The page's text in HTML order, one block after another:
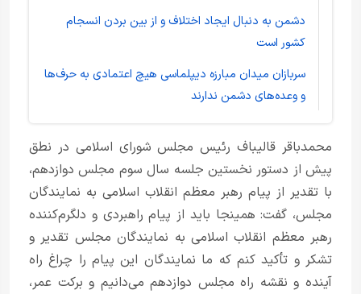
دشمن به دنبال ایجاد اختلاف و از بین بردن انسجام
کشور است
سربازان میدان مبارزه دیپلماسی هیچ اعتمادی به حرف‌ها
و وعده‌های دشمن ندارند
محمدباقر قالیباف رئیس مجلس شورای اسلامی در نطق
پیش از دستور نخستین جلسه سال سوم مجلس دوازدهم،
با تقدیر از پیام رهبر معظم انقلاب اسلامی به نمایندگان
مجلس، گفت: همینجا باید از پیام راهبردی و دلگرم‌کننده
رهبر معظم انقلاب اسلامی به نمایندگان مجلس تقدیر و
تشکر و تأکید کنم که ما نمایندگان این پیام را چراغ راه
آینده و نقشه راه مجلس دوازدهم می‌دانیم و برکت عمر،